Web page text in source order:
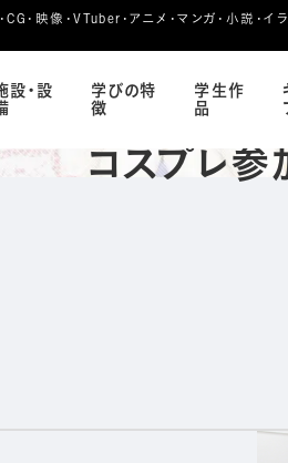
映像・VTuber・アニメ・マンガ・小説・イラ
設・設
学びの特
徴
学生作
品
コスプレ